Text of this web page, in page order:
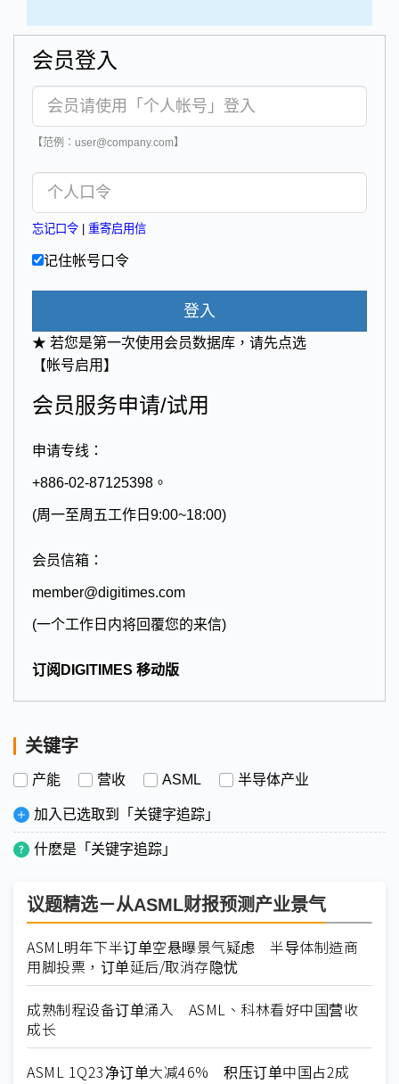
会员登入
【范例：user@company.com】
忘记口令 重寄启用信
记住帐号口令
登入
★ 若您是第一次使用会员数据库，请先点选
【帐号启用】
会员服务申请/试用
申请专线：
+886-02-87125398。
(周一至周五工作日9:00~18:00)
会员信箱：
member@digitimes.com
(一个工作日内将回覆您的来信)
订阅DIGITIMES 移动版
关键字
产能 营收 ASML 半导体产业
加入已选取到「关键字追踪」
什麽是「关键字追踪」
议题精选－从ASML财报预测产业景气
ASML明年下半订单空悬曝景气疑虑 半导体制造商
用脚投票，订单延后/取消存隐忧
成熟制程设备订单涌入 ASML、科林看好中国营收
成长
ASML 1Q23净订单大减46% 积压订单中国占2成